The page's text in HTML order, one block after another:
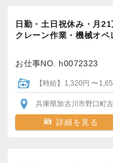
日勤・土日祝休み・月21
クレーン作業・機械オ
お仕事NO. h0072323
【時給】1,320円 〜
兵庫県加古川市野口町
詳細を見る